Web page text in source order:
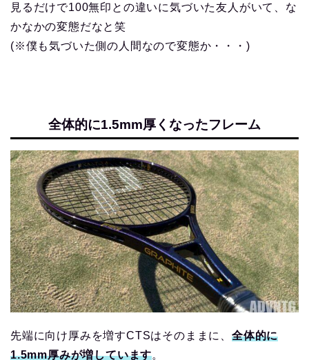
見るだけで100無印との違いに気づいた友人がいて、な
かなかの変態だなと笑
(※僕も気づいた側の人間なので変態か・・・)
全体的に1.5mm厚くなったフレーム
先端に向け厚みを増すCTSはそのままに、 全体的に
1.5mm厚みが増しています。